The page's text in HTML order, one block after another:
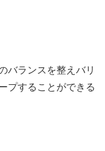
バランスを整えバリ
プすることができる